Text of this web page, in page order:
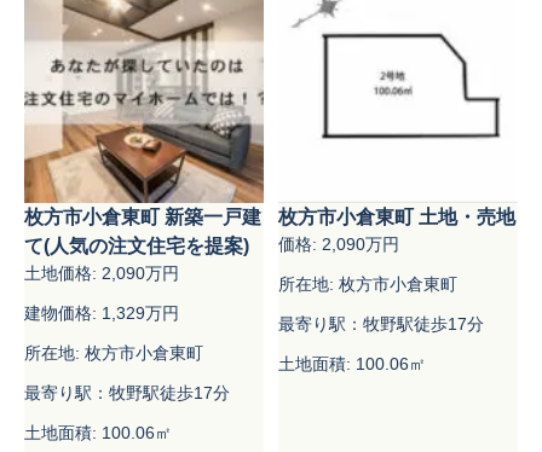
枚方市小倉東町 新築一戸建
て(人気の注文住宅を提案)
土地価格: 2,090万円
建物価格: 1,329万円
所在地: 枚方市小倉東町
最寄り駅：牧野駅徒歩17分
土地面積: 100.06㎡
枚方市小倉東町 土地・売地
価格: 2,090万円
所在地: 枚方市小倉東町
最寄り駅：牧野駅徒歩17分
土地面積: 100.06㎡